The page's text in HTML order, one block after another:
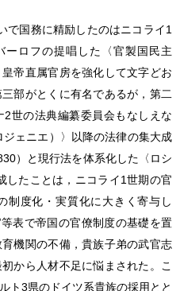
で国務に精励したのはニコライ1
ーロフの提唱した〈官製国民主
帝直属官房を強化して文字どお
部がとくに有名であるが，第二
世の法典編纂委員会もなしえな
ェニエ）〉以降の法律の集大成
）と現行法を体系化した〈ロシ
したことは，ニコライ1世期の官
制度化・実質化に大きく寄与し
表で帝国の官僚制度の基礎を置
機関の不備，貴族子弟の武官志
から人材不足に悩まされた。こ
ト3県のドイツ系貴族の採用とと